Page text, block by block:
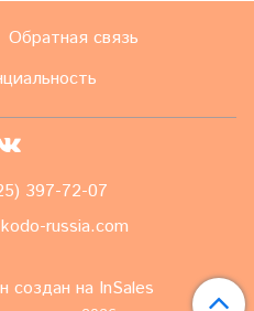
Обратная связь
397-72-07
russia.com
создан на InSales